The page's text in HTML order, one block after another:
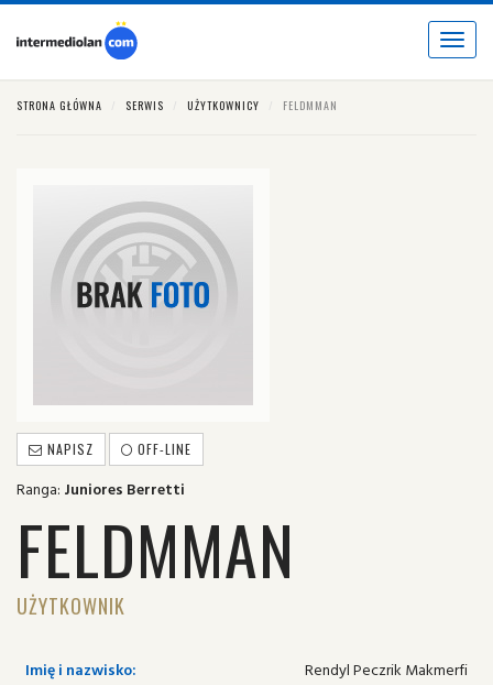
Toggle
STRONA GŁÓWNA SERWIS UŻYTKOWNICY FELDMMAN
NAPISZ OFF-LINE
Ranga: Juniores Berretti
FELDMMAN
UŻYTKOWNIK
Imię i nazwisko:
Rendyl Peczrik Makmerfi